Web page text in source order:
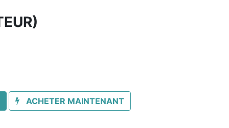
ACHETER MAINTENANT